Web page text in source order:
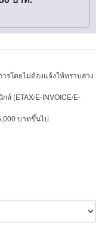
รโดยไม่ต้องแจ้งให้ทราบล่วง
ส์ (ETAX/E-INVOICE/E-
บาทขึ้นไป